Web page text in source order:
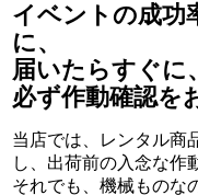
イベントの成功
に、
届いたらすぐに、
必ず作動確認を
当店では、レンタル商
し、出荷前の入念な作
それでも、機械ものな